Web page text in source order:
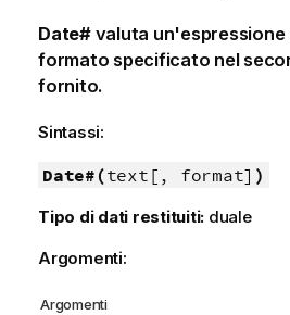
Date#valuta un'espressione
formato specificato nel
fornito.
Sintassi:
Date#(text[, format] )
Tipo di dati restituiti: duale
Argomenti:
Argomenti